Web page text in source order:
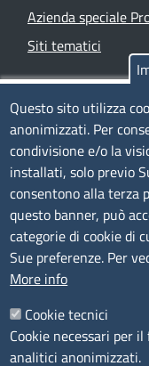
Azienda speciale
Siti tematici
TRASPARENZA
Albo Online
Amministrazione
Bandi e concorsi
Segnalazioni
Accessibilità
IBAN e pagamenti
Informative privacy
Verifiche PA
Questo sito utilizza
anonimizzati. Per
condivisione e/o la
installati, solo previo
consentono alla terza
questo banner, può
categorie di cookie di
Sue preferenze. Per
More info
Cookie tecnici
Cookie necessari per
analitici anonimizzati.